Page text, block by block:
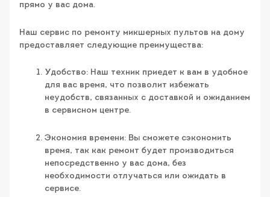
прямо у вас дома.
Наш сервис по ремонту микшерных пультов на дому
предоставляет следующие преимущества:
Удобство: Наш техник приедет к вам в удобное
для вас время, что позволит избежать
неудобств, связанных с доставкой и ожиданием
в сервисном центре.
Экономия времени: Вы сможете сэкономить
время, так как ремонт будет производиться
непосредственно у вас дома, без
необходимости отлучаться или ожидать в
сервисе.